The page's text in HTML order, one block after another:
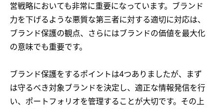
営戦略においても非常に重要になっています。ブランド
力を下げるような悪質な第三者に対する適切に対応は、
ブランド保護の観点、さらにはブランドの価値を最大化
の意味でも重要です。
ブランド保護をするポイントは4つありましたが、まず
は守るべき対象ブランドを決定し、適正な情報発信を行
い、ポートフォリオを管理することが大切です。その上